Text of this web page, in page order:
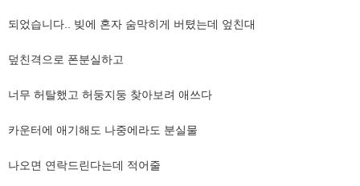
​되었습니다.. 빚에 혼자 숨막히게 버텼는데 엎친대
​덮친격으로 폰분실하고
​너무 허탈했고 허둥지둥 찾아보려 애쓰다
​카운터에 애기해도 나중에라도 분실물
​나오면 연락드린다는데 적어줄